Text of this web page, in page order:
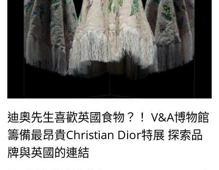
迪奧先生喜歡英國食物？！ V&A博物館
籌備最昂貴Christian Dior特展 探索品
牌與英國的連結